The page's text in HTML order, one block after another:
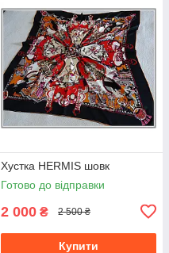
Хустка HERMIS шовк
Готово до відправки
2 000 ₴ 2 500 ₴
Купити